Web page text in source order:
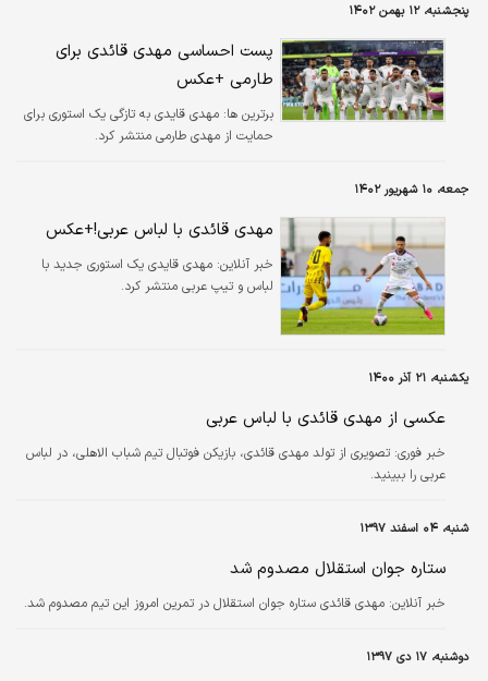
پنجشنبه، ۱۲ بهمن ۱۴۰۲
پست احساسی مهدی قائدی برای
طارمی +عکس
برترین ها: مهدی قایدی به تازگی یک استوری برای
حمایت از مهدی طارمی منتشر کرد.
جمعه، ۱۰ شهریور ۱۴۰۲
مهدی قائدی با لباس عربی!+عکس
خبر آنلاین: مهدی قایدی یک استوری جدید با
لباس و تیپ عربی منتشر کرد.
یکشنبه، ۲۱ آذر ۱۴۰۰
عکسی از مهدی قائدی با لباس عربی
خبر فوری: تصویری از تولد مهدی قائدی، بازیکن فوتبال تیم شباب الاهلی، در لباس
عربی را ببینید.
شنبه، ۰۴ اسفند ۱۳۹۷
ستاره جوان استقلال مصدوم شد
خبر آنلاین: مهدی قائدی ستاره جوان استقلال در تمرین امروز این تیم مصدوم شد.
دوشنبه، ۱۷ دی ۱۳۹۷